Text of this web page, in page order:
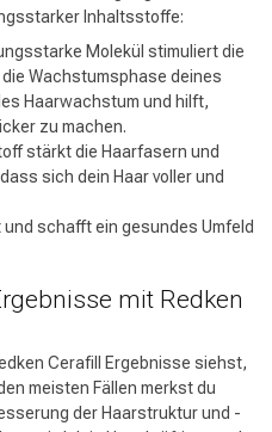
Inhaltsstoffe:
Molekül stimuliert die
Wachstumsphase deines
Haarwachstum und hilft,
zu machen.
stärkt die Haarfasern und
sich dein Haar voller und
und schafft ein gesundes Umfeld
mit Redken
Cerafill Ergebnisse siehst,
meisten Fällen merkst du
der Haarstruktur und -